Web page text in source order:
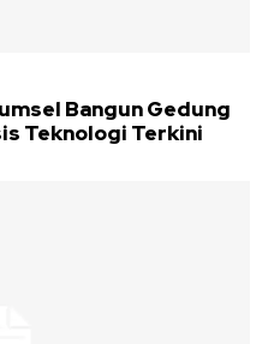
Bangun Gedung
Teknologi Terkini